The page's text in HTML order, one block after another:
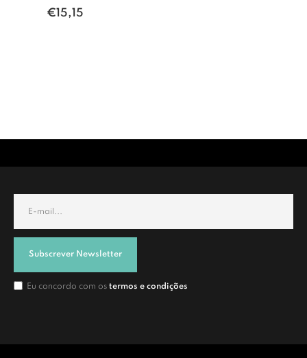
€15,15
Subscrever Newsletter
Eu concordo com os termos e condições